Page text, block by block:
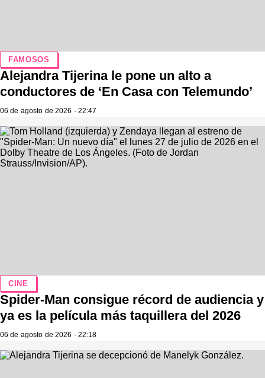
FAMOSOS
Alejandra Tijerina le pone un alto a
conductores de ‘En Casa con Telemundo’
06 de agosto de 2026 - 22:47
CINE
Spider-Man consigue récord de audiencia y
ya es la película más taquillera del 2026
06 de agosto de 2026 - 22:18